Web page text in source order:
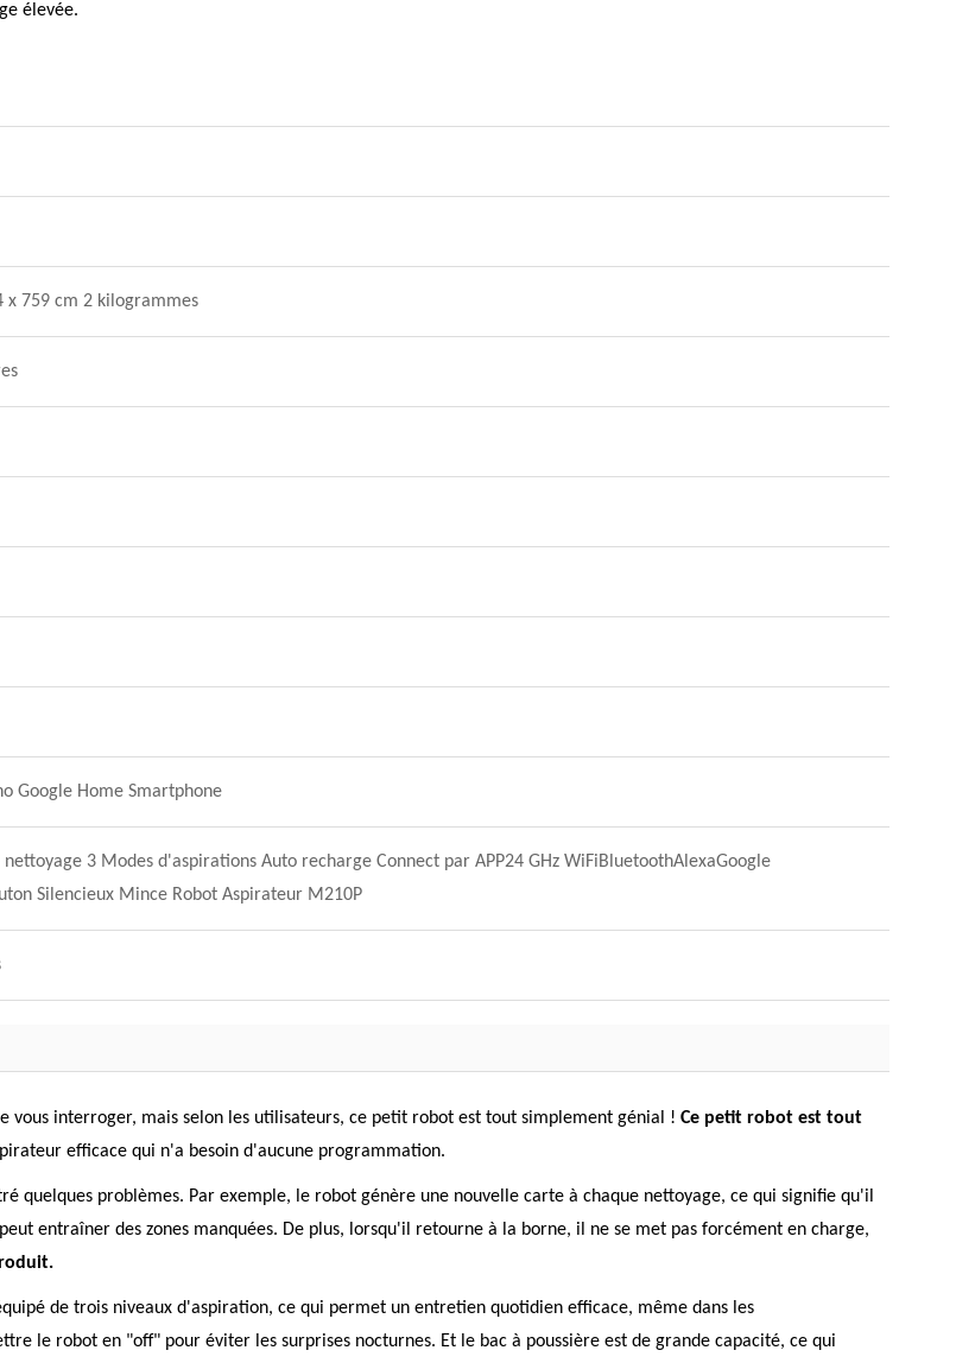
élevée.
x 759 cm 2 kilogrammes
Google Home Smartphone
3 Modes d'aspirations Auto recharge Connect par APP24 GHz WiFiBluetoothAlexaGoogle
Silencieux Mince Robot Aspirateur M210P
vous interroger, mais selon les utilisateurs, ce petit robot est tout simplement génial ! Ce petit robot est tout
efficace qui n'a besoin d'aucune programmation.
quelques problèmes. Par exemple, le robot génère une nouvelle carte à chaque nettoyage, ce qui signifie qu'il
entraîner des zones manquées. De plus, lorsqu'il retourne à la borne, il ne se met pas forcément en charge,
de trois niveaux d'aspiration, ce qui permet un entretien quotidien efficace, même dans les
le robot en "off" pour éviter les surprises nocturnes. Et le bac à poussière est de grande capacité, ce qui